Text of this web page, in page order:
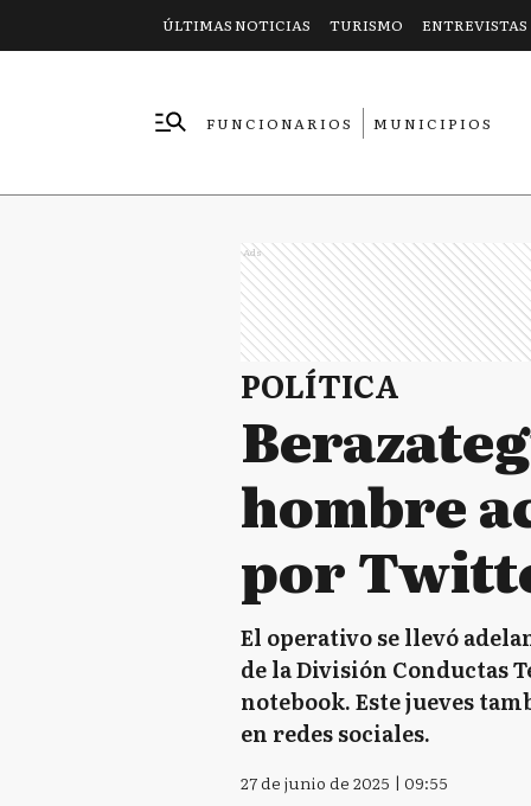
ÚLTIMAS NOTICIAS TURISMO ENTREVISTAS
FUNCIONARIOS
MUNICIPIOS
Ads
POLÍTICA
hombre
por
El operativo se llevó
de la División Conductas
notebook. Este jueves
en redes sociales.
27 de junio de 2025 | 09:55